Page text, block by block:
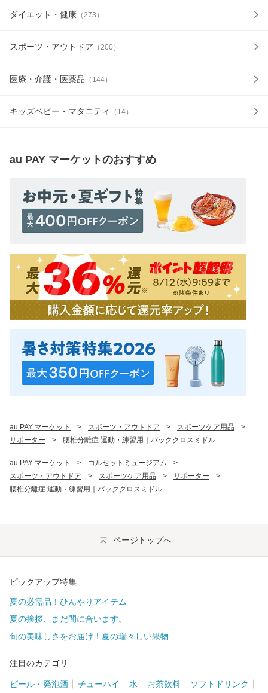
ダイエット・健康 （ 273 ）
スポーツ・アウトドア （ 200）
医療・介護・医薬品 （ 144）
キッズベビー・マタニティ （ 14）
au PAY マーケットのおすすめ
au PAY マーケット > スポーツ・アウトドア > スポーツケア用品
>
サポーター
> 腰椎分離症 運動・練習用｜バッククロスミドル
au PAY マーケット > コルセットミュージアム
>
スポーツ・アウトドア
> スポーツケア用品 > サポーター
>
腰椎分離症 運動・練習用｜バッククロスミドル
ページトップへ
ピックアップ特集
夏の必需品！ひんやりアイテム
夏の挨拶、まだ間に合います。
旬の美味しさをお届け！夏の瑞々しい果物
注目のカテゴリ
ビール・発泡酒 チューハイ 水 お茶飲料 ソフトドリンク